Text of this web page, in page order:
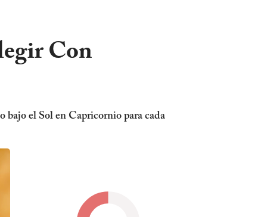
Con
bajo el Sol en Capricornio para cada